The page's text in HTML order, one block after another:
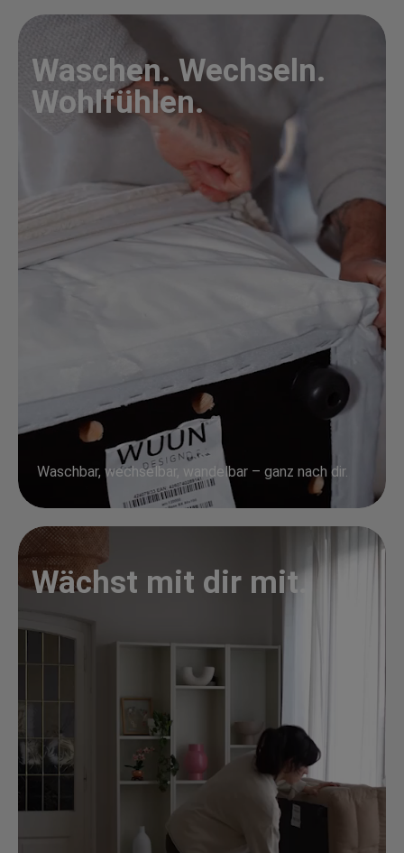
Waschen. Wechseln.
Wohlfühlen.
Waschbar, wechselbar, wandelbar – ganz nach dir.
Wächst mit dir mit.